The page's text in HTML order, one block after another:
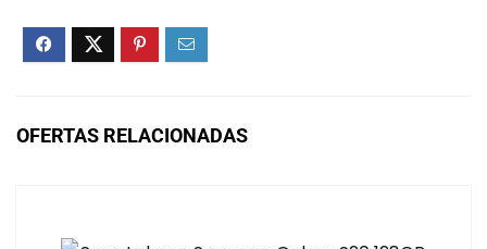
OFERTAS RELACIONADAS